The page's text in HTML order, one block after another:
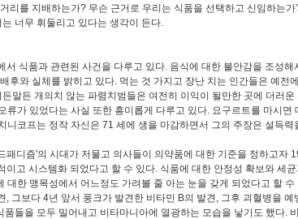
리를 지배하는가? 무슨 근거로 우리는 식품을 선택하고 신임하는
너무 휘둘리고 있다는 생각이 든다.
식품과 관련된 사건을 다루고 있다. 음식에 대한 불안감을 조성해
후와 실체를 밝히고 있다. 먹는 것 가지고 장난 치는 인간들은 예전
말든 개의치 않는 파렴치범들은 여전히 이익이 될만한 곳에 더러운
류가 있었다는 사실 또한 흥미롭게 다루고 있다. 요구르트를 마시면
니코프는 정작 자신은 71 세에 생을 마감하면서 그의 주장은 설득력
패디즘'의 시대가 저물고 의사들이 의약품에 대한 기준을 정하고자
이고 시스템화 되었다고 할 수 있다. 식품에 대한 안정성 확보와 세
대한 맹목성에서 어느정도 가려볼 줄 아는 눈을 갖게 되었다고 할
, 그보다 4년 앞서 풍크가 발견한 비타민 B의 발견, 그후 괴혈병을
들을 모두 밀어내고 비타마니아에 열광하는 모습을 낳기도 했다.